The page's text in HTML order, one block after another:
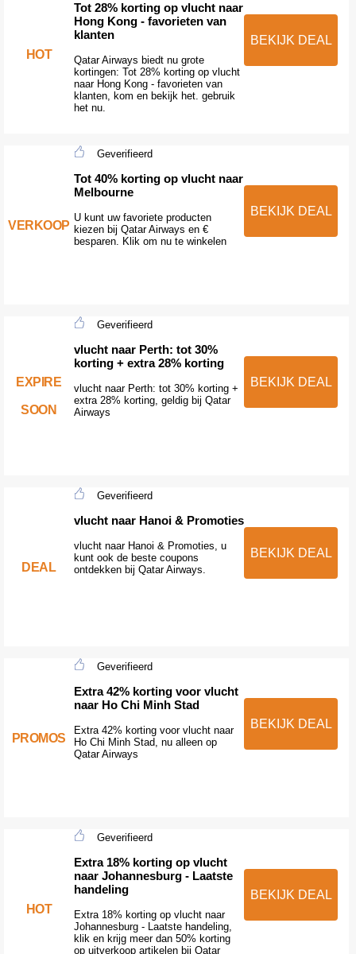
HOT
Tot 28% korting op vlucht naar
Hong Kong - favorieten van
klanten
Qatar Airways biedt nu grote
kortingen: Tot 28% korting op vlucht
naar Hong Kong - favorieten van
klanten, kom en bekijk het. gebruik
het nu.
BEKIJK DEAL
VERKOOP
Geverifieerd
Tot 40% korting op vlucht naar
Melbourne
U kunt uw favoriete producten
kiezen bij Qatar Airways en €
besparen. Klik om nu te winkelen
BEKIJK DEAL
EXPIRE
SOON
Geverifieerd
vlucht naar Perth: tot 30%
korting + extra 28% korting
vlucht naar Perth: tot 30% korting +
extra 28% korting, geldig bij Qatar
Airways
BEKIJK DEAL
DEAL
Geverifieerd
vlucht naar Hanoi & Promoties
vlucht naar Hanoi & Promoties, u
kunt ook de beste coupons
ontdekken bij Qatar Airways.
BEKIJK DEAL
PROMOS
Geverifieerd
Extra 42% korting voor vlucht
naar Ho Chi Minh Stad
Extra 42% korting voor vlucht naar
Ho Chi Minh Stad, nu alleen op
Qatar Airways
BEKIJK DEAL
HOT
Geverifieerd
Extra 18% korting op vlucht
naar Johannesburg - Laatste
handeling
Extra 18% korting op vlucht naar
Johannesburg - Laatste handeling,
klik en krijg meer dan 50% korting
op uitverkoop artikelen bij Qatar
BEKIJK DEAL